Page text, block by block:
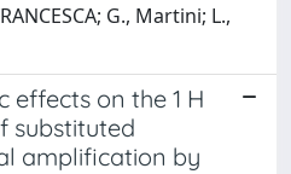
G., Martini; L.,
effects on the 1 H
substituted
amplification by